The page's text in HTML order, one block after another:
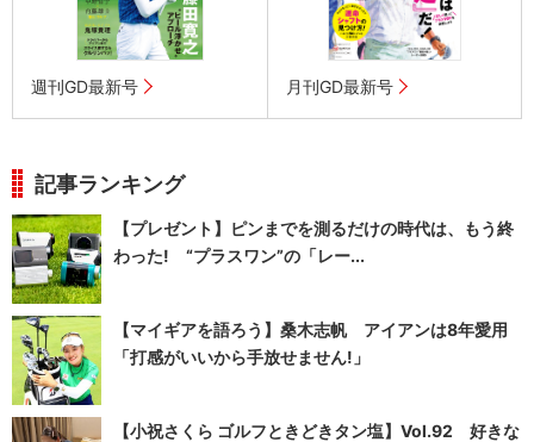
週刊GD最新号 月刊GD最新号
記事ランキング
【プレゼント】ピンまでを測るだけの時代は、もう終
わった! “プラスワン”の「レー...
【マイギアを語ろう】桑木志帆 アイアンは8年愛用
「打感がいいから手放せません!」
【小祝さくら ゴルフときどきタン塩】Vol.92 好きな